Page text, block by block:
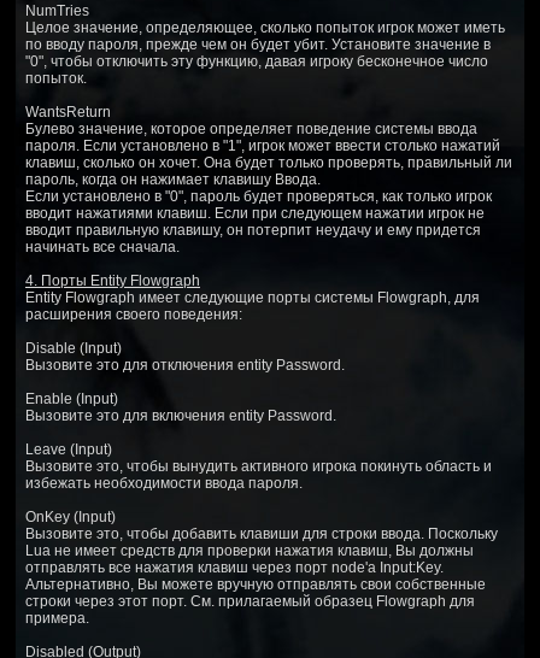
NumTries
Целое значение, определяющее, сколько попыток игрок может иметь
по вводу пароля, прежде чем он будет убит. Установите значение в
"0", чтобы отключить эту функцию, давая игроку бесконечное число
попыток.
WantsReturn
Булево значение, которое определяет поведение системы ввода
пароля. Если установлено в "1", игрок может ввести столько нажатий
клавиш, сколько он хочет. Она будет только проверять, правильный ли
пароль, когда он нажимает клавишу Ввода.
Если установлено в "0", пароль будет проверяться, как только игрок
вводит нажатиями клавиш. Если при следующем нажатии игрок не
вводит правильную клавишу, он потерпит неудачу и ему придется
начинать все сначала.
4. Порты Entity Flowgraph
Entity Flowgraph имеет следующие порты системы Flowgraph, для
расширения своего поведения:
Disable (Input)
Вызовите это для отключения entity Password.
Enable (Input)
Вызовите это для включения entity Password.
Leave (Input)
Вызовите это, чтобы вынудить активного игрока покинуть область и
избежать необходимости ввода пароля.
OnKey (Input)
Вызовите это, чтобы добавить клавиши для строки ввода. Поскольку
Lua не имеет средств для проверки нажатия клавиш, Вы должны
отправлять все нажатия клавиш через порт node'а Input:Key.
Альтернативно, Вы можете вручную отправлять свои собственные
строки через этот порт. См. прилагаемый образец Flowgraph для
примера.
Disabled (Output)